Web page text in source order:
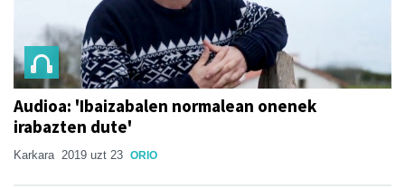
Audioa: 'Ibaizabalen normalean onenek
irabazten dute'
Karkara 2019 uzt 23 ORIO